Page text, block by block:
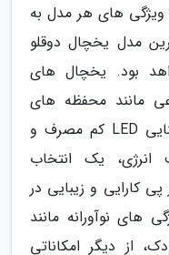
ویژگی های هر مدل به
مدل یخچال دوقلو
بود. یخچال های
مانند محفظه های
تنظیم دما و رطوبت، سیستم روشنایی LED کم مصرف و
یک انتخاب
کارایی و زیبایی در
های نوآورانه مانند
از دیگر امکاناتی